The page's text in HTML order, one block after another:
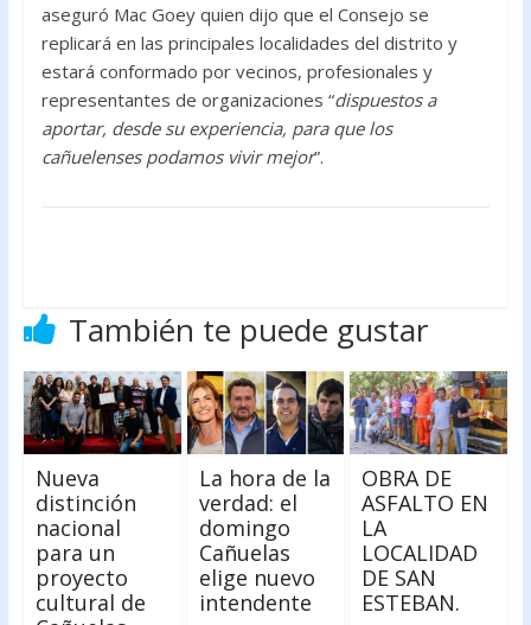
aseguró Mac Goey quien dijo que el Consejo se
replicará en las principales localidades del distrito y
estará conformado por vecinos, profesionales y
representantes de organizaciones “dispuestos a
aportar, desde su experiencia, para que los
cañuelenses podamos vivir mejor”.
También te puede gustar
Nueva
distinción
nacional
para un
proyecto
cultural de
La hora de la
verdad: el
domingo
Cañuelas
elige nuevo
intendente
OBRA DE
ASFALTO EN
LA
LOCALIDAD
DE SAN
ESTEBAN.